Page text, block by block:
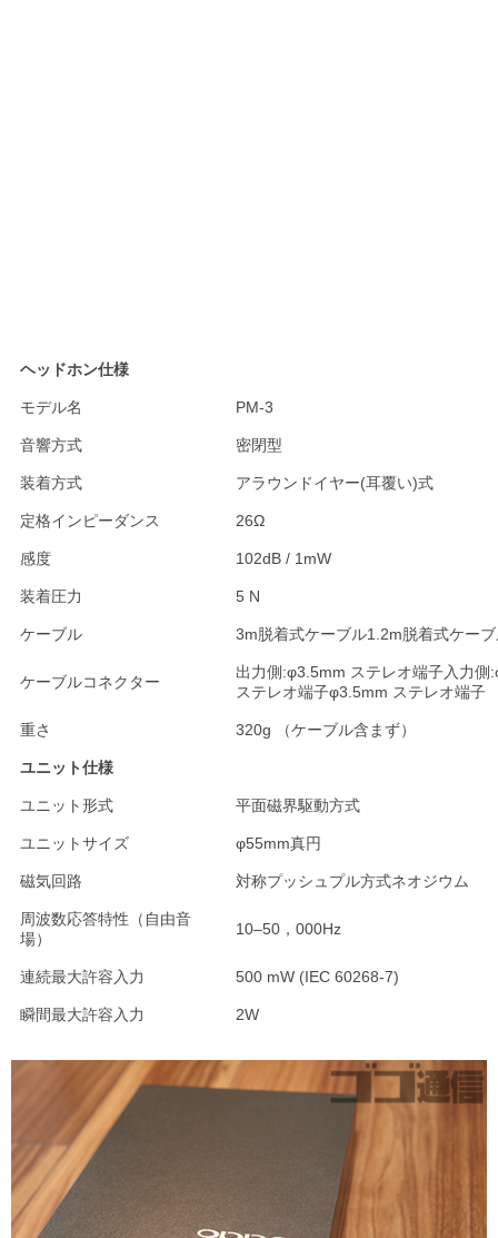
ヘッドホン仕様
モデル名 PM-3
音響方式 密閉型
装着方式 アラウンドイヤー(耳覆い)式
定格インピーダンス 26Ω
感度 102dB / 1mW
装着圧力 5 N
ケーブル 3m脱着式ケーブル1.2m脱着式ケー
ケーブルコネクター
出力側:φ3.5mm ステレオ端子入力側
ステレオ端子φ3.5mm ステレオ端子
重さ 320g （ケーブル含まず）
ユニット仕様
ユニット形式 平面磁界駆動方式
ユニットサイズ φ55mm真円
磁気回路 対称プッシュプル方式ネオジウム
周波数応答特性（自由音
場）
10–50，000Hz
連続最大許容入力 500 mW (IEC 60268-7)
瞬間最大許容入力 2W